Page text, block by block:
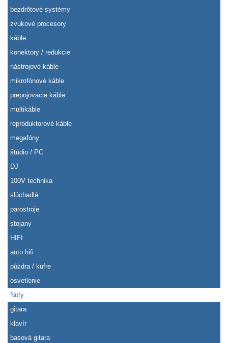
bezdrôtové systémy
zvukové procesory
káble
konektory / redukcie
nástrojové káble
mikrofónové káble
prepojovacie káble
multikáble
reproduktorové káble
megafóny
štúdio / PC
DJ
100V technika
slúchadlá
parostroje
stojany
HIFI
auto hifi
púzdra / kufre
osvetlenie
Noty
gitara
klavír
basová gitara